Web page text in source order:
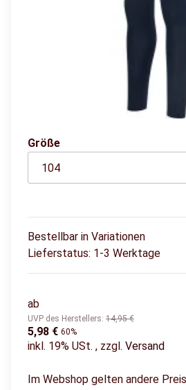
Größe
Bestellbar in Variationen
Lieferstatus: 1-3 Werktage
ab
UVP des Herstellers: 14,95 €
5,98 € 60%
inkl. 19% USt. , zzgl. Versand
Im Webshop gelten andere